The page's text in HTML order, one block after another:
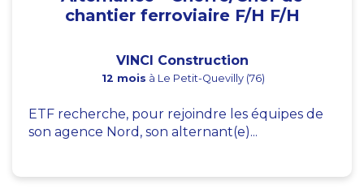
chantier ferroviaire F/H F/H
VINCI Construction
12 mois à Le Petit-Quevilly (76)
ETF recherche, pour rejoindre les équipes de
son agence Nord, son alternant(e)...